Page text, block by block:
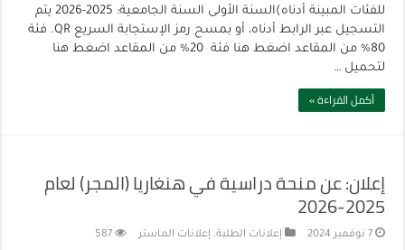
للفئات المبينة أدناه)السنة الأولى السنة الجامعية: 2025-2026 يتم
التسجيل عبر الرابط أدناه، أو بمسح رمز الإستجابة السريع QR. فئة
80% من المقاعد اضغط هنا فئة 20% من المقاعد اضغط هنا
لتحميل …
أكمل القراءة »
إعلان: عن منحة دراسية في هنغاريا (المجر) لعام
2025-2026
7 نوفمبر 2024 إعلانات الطلبة, إعلانات الماستر 587